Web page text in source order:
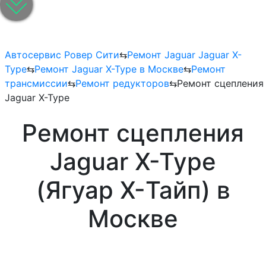
Автосервис Ровер Сити⇆Ремонт Jaguar Jaguar X-
Type⇆Ремонт Jaguar X-Type в Москве⇆Ремонт
трансмиссии⇆Ремонт редукторов⇆Ремонт сцепления
Jaguar X-Type
Ремонт сцепления
Jaguar X-Type
(Ягуар X-Тайп) в
Москве